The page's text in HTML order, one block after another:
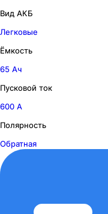
Вид АКБ
Легковые
Ёмкость
65 Ач
Пусковой ток
600 А
Полярность
Обратная